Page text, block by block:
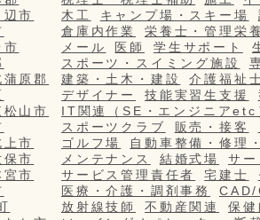
辺市
市
蒲原郡
松山市
上市
保市
宮市
木工
キャンプ場・スキー場
倉庫内作業
栄養士・管理栄
メール
医師 学生サポート
スポーツ・スイミング施設
建築・土木・建設
介護福祉
デザイナー
技能実習生支援
IT関連（SE・エンジニアetc
スポーツクラブ
販売・接客
ゴルフ場
自動車整備・修理
メンテナンス
結婚式場
サ
サービス管理責任者
宅建士
医療・介護・調剤事務
放射線技師
不動産関連
保